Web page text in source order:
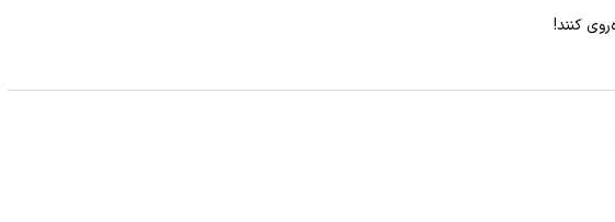
کنند!